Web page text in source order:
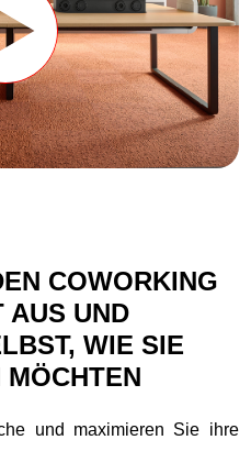
COWORKING
AUS UND
WIE SIE
und maximieren Sie ihre